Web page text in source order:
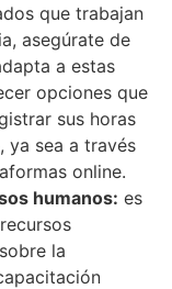
que trabajan
asegúrate de
a estas
opciones que
sus horas
ya sea a través
online.
humanos: es
la